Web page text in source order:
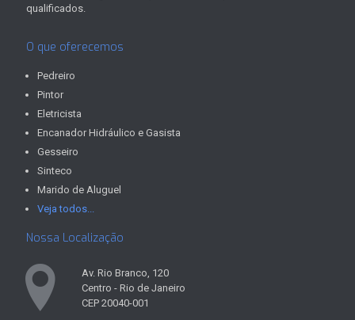
qualificados.
O que oferecemos
Pedreiro
Pintor
Eletricista
Encanador Hidráulico e Gasista
Gesseiro
Sinteco
Marido de Aluguel
Veja todos...
Nossa Localização
Av. Rio Branco, 120
Centro - Rio de Janeiro
CEP 20040-001